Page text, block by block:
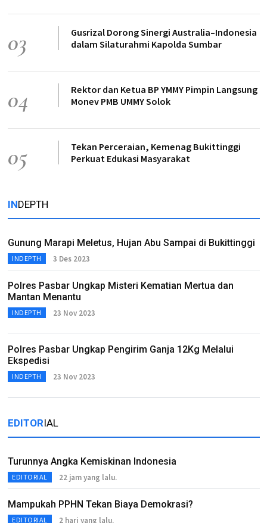
03
Gusrizal Dorong Sinergi Australia–Indonesia
dalam Silaturahmi Kapolda Sumbar
04
Rektor dan Ketua BP YMMY Pimpin Langsung
Monev PMB UMMY Solok
05
Tekan Perceraian, Kemenag Bukittinggi
Perkuat Edukasi Masyarakat
INDEPTH
Gunung Marapi Meletus, Hujan Abu Sampai di Bukittinggi
INDEPTH 3 Des 2023
Polres Pasbar Ungkap Misteri Kematian Mertua dan
Mantan Menantu
INDEPTH 23 Nov 2023
Polres Pasbar Ungkap Pengirim Ganja 12Kg Melalui
Ekspedisi
INDEPTH 23 Nov 2023
EDITORIAL
Turunnya Angka Kemiskinan Indonesia
EDITORIAL 22 jam yang lalu.
Mampukah PPHN Tekan Biaya Demokrasi?
EDITORIAL 2 hari yang lalu.